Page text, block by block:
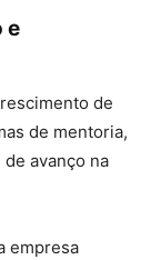
e
de
de mentoria,
avanço na
empresa